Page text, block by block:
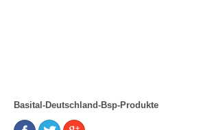
Basital-Deutschland-Bsp-Produkte